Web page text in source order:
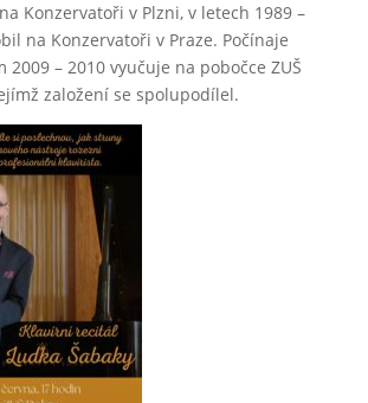
Konzervatoři v Plzni, v letech 1989 –
na Konzervatoři v Praze. Počínaje
2009 – 2010 vyučuje na pobočce ZUŠ
založení se spolupodílel.